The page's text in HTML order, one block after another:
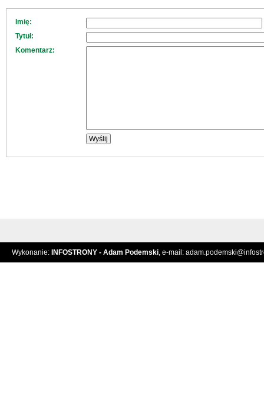
Imię:
Tytuł:
Komentarz:
Wykonanie: INFOSTRONY - Adam Podemski, e-mail: